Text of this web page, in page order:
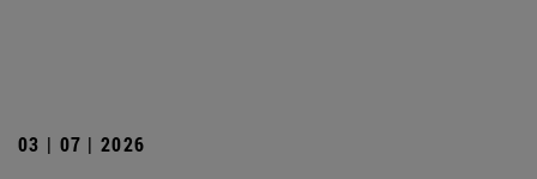
03 | 07 | 2026